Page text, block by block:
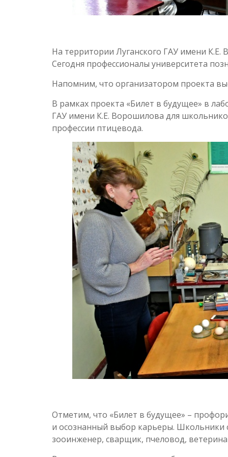
На территории Луганского ГАУ имени
Сегодня профессионалы университета
Напомним, что организатором проекта
В рамках проекта «Билет в будущее» в
ГАУ имени К.Е. Ворошилова для
профессии птицевода.
Отметим, что «Билет в будущее» –
и осознанный выбор карьеры. Школьники
зооинженер, сварщик, пчеловод,